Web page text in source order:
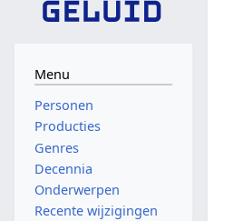
Menu
Personen
Producties
Genres
Decennia
Onderwerpen
Recente wijzigingen